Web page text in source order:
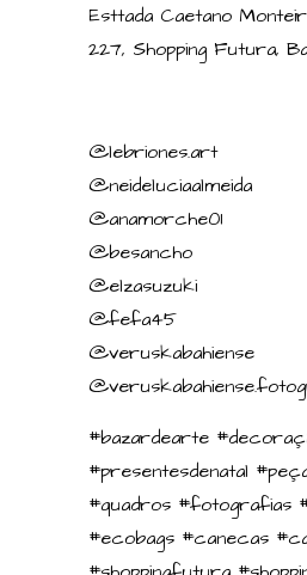
Esttada Caetano
227, Shopping Futura,
@lebriones.art
@neideluciaalmeida
@anamorche01
@besancho
@elzasuzuki
@fefa45
@veruskabahiense
#bazardearte
#presentesdenatal
#quadros #fotografias
#ecobags #canecas